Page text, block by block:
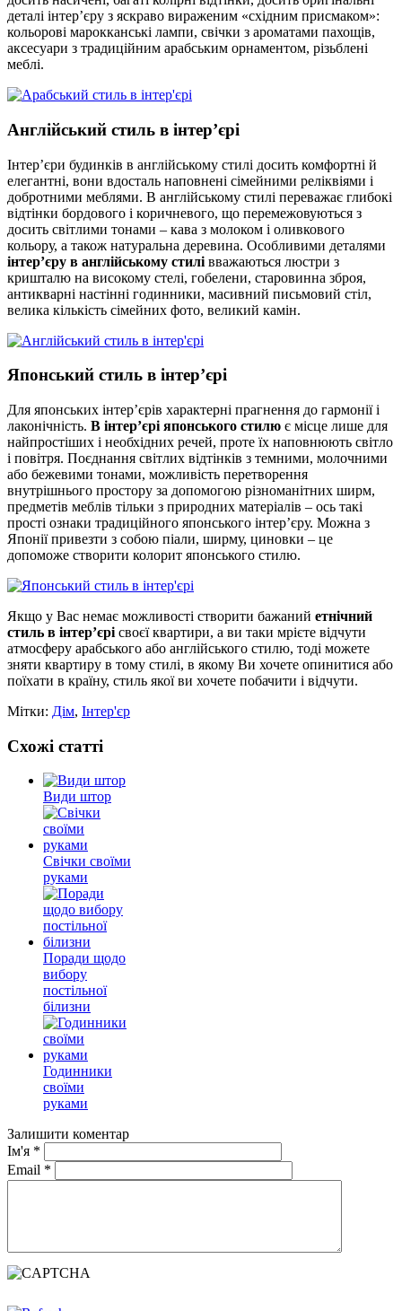
деталі інтер’єру з яскраво вираженим «східним присмаком»:
кольорові марокканські лампи, свічки з ароматами пахощів,
аксесуари з традиційним арабським орнаментом, різьблені
меблі.
Англійський стиль в інтер’єрі
Інтер’єри будинків в англійському стилі досить комфортні й
елегантні, вони вдосталь наповнені сімейними реліквіями і
добротними меблями. В англійському стилі переважає глибокі
відтінки бордового і коричневого, що перемежовуються з
досить світлими тонами – кава з молоком і оливкового
кольору, а також натуральна деревина. Особливими деталями
інтер’єру в англійському стилі вважаються люстри з
кришталю на високому стелі, гобелени, старовинна зброя,
антикварні настінні годинники, масивний письмовий стіл,
велика кількість сімейних фото, великий камін.
Японський стиль в інтер’єрі
Для японських інтер’єрів характерні прагнення до гармонії і
лаконічність. В інтер’єрі японського стилю є місце лише для
найпростіших і необхідних речей, проте їх наповнюють світло
і повітря. Поєднання світлих відтінків з темними, молочними
або бежевими тонами, можливість перетворення
внутрішнього простору за допомогою різноманітних ширм,
предметів меблів тільки з природних матеріалів – ось такі
прості ознаки традиційного японського інтер’єру. Можна з
Японії привезти з собою піали, ширму, циновки – це
допоможе створити колорит японського стилю.
Якщо у Вас немає можливості створити бажаний етнічний
стиль в інтер’єрі своєї квартири, а ви таки мрієте відчути
атмосферу арабського або англійського стилю, тоді можете
зняти квартиру в тому стилі, в якому Ви хочете опинитися або
поїхати в країну, стиль якої ви хочете побачити і відчути.
Мітки: Дім, Інтер'єр
Схожі статті
Види штор
Свічки своїми
руками
Поради щодо
вибору
постільної
білизни
Годинники
своїми
руками
Залишити коментар
Ім'я *
Email *